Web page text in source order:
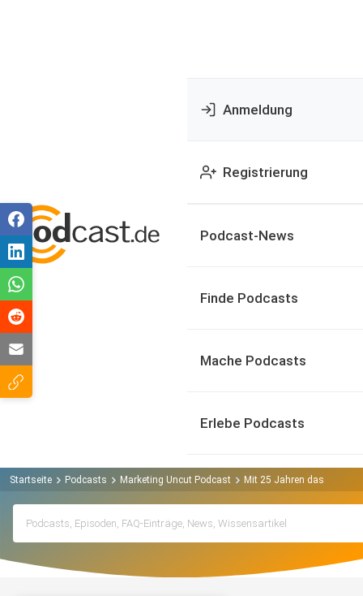
Anmeldung
Registrierung
Podcast-News
Finde Podcasts
Mache Podcasts
Erlebe Podcasts
Startseite Podcasts Marketing Uncut Podcast Mit 25 Jahren das größte